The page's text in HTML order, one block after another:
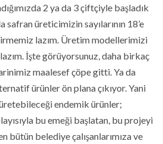
2 ya da 3 çiftçiyle başladık
safran üreticimizin sayılarının 18’e
lazım. Üretim modellerimizi
İşte görüyorsunuz, daha birkaç
maalesef çöpe gitti. Ya da
ürünler ön plana çıkıyor. Yani
üretebileceği endemik ürünler;
bu emeği başlatan, bu projeyi
bütün belediye çalışanlarımıza ve